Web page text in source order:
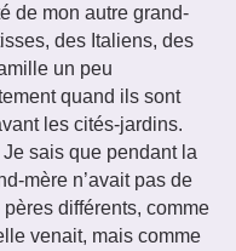
de mon autre grand-
des Italiens, des
un peu
quand ils sont
les cités-jardins.
sais que pendant la
mère n’avait pas de
différents, comme
venait, mais comme